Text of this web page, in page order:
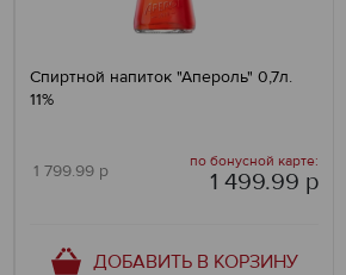
Спиртной напиток "Апероль" 0,7л.
11%
1 799.99 р по бонусной карте:
1 499.99 р
ДОБАВИТЬ В КОРЗИНУ